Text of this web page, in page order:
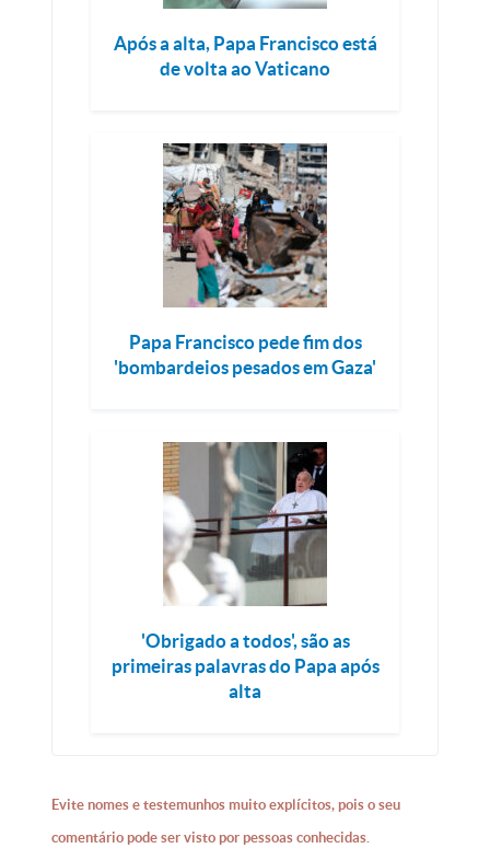
Após a alta, Papa Francisco está
de volta ao Vaticano
Papa Francisco pede fim dos
'bombardeios pesados ​​em Gaza'
'Obrigado a todos', são as
primeiras palavras do Papa após
alta
Evite nomes e testemunhos muito explícitos, pois o seu
comentário pode ser visto por pessoas conhecidas.